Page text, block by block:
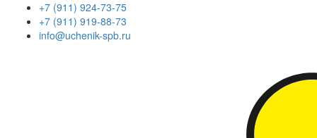
+7 (911) 924-73-75
+7 (911) 919-88-73
info@uchenik-spb.ru